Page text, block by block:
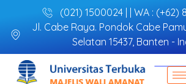
Jl. Cabe Raya. Pondok Cabe
Selatan 15437, Banten -
(021) 1500024 | | WA : (+62)